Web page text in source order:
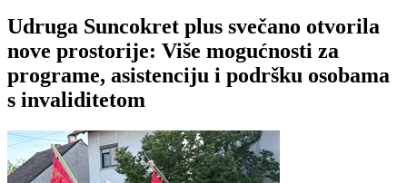
Udruga Suncokret plus svečano otvorila
nove prostorije: Više mogućnosti za
programe, asistenciju i podršku osobama
s invaliditetom